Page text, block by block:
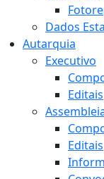
Dados
Autarquia
Executivo
Editais
Editais